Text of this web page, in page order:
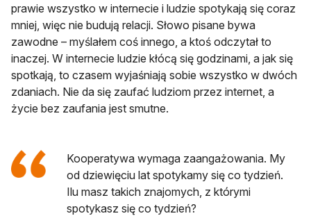
prawie wszystko w internecie i ludzie spotykają się coraz
mniej, więc nie budują relacji. Słowo pisane bywa
zawodne – myślałem coś innego, a ktoś odczytał to
inaczej. W internecie ludzie kłócą się godzinami, a jak się
spotkają, to czasem wyjaśniają sobie wszystko w dwóch
zdaniach. Nie da się zaufać ludziom przez internet, a
życie bez zaufania jest smutne.
Kooperatywa wymaga zaangażowania. My
od dziewięciu lat spotykamy się co tydzień.
Ilu masz takich znajomych, z którymi
spotykasz się co tydzień?